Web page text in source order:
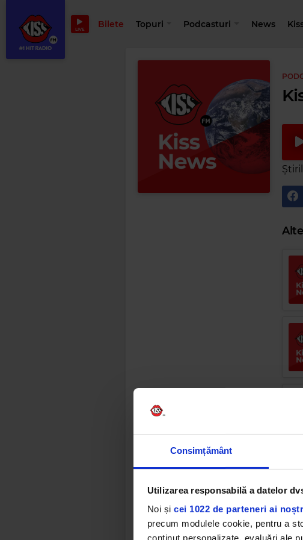
Consimțământ
Utilizarea responsabilă a datelor
Noi și cei 1022 de parteneri ai
precum modulele cookie, pentru a
LIVE Bilete Topuri Podcasturi News